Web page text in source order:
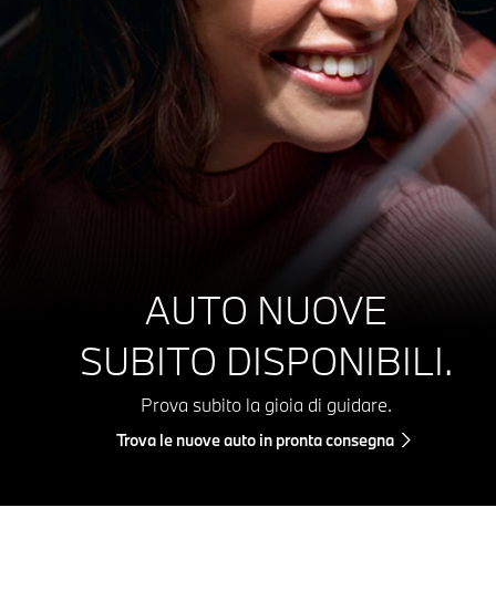
AUTO NUOVE
SUBITO DISPONIBILI.
Prova subito la gioia di guidare.
Trova le nuove auto in pronta consegna